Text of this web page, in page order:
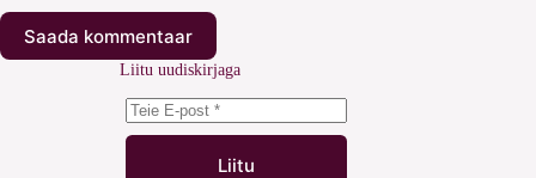
Saada kommentaar
Liitu uudiskirjaga
Liitu